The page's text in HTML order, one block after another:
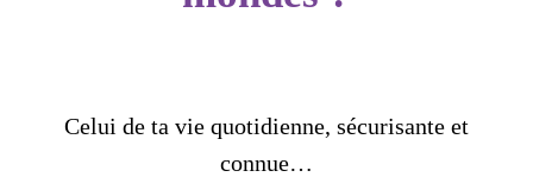
Celui de ta vie quotidienne, sécurisante et
connue…